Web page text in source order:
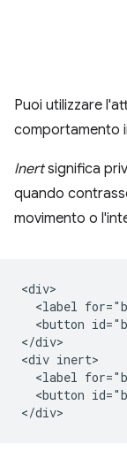
Puoi utilizzare
comportamento
Inertsignifica
quando
movimento o
<div>
<label
<button
</div>
<div inert>
<label
<button